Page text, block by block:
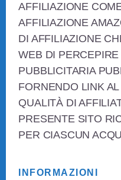
AFFILIAZIONE
AFFILIAZIONE
DI AFFILIAZIONE
WEB DI
PUBBLICITARIA
FORNENDO LINK
QUALITÀ DI
PRESENTE SITO
PER CIASCUN
INFORMAZIONI